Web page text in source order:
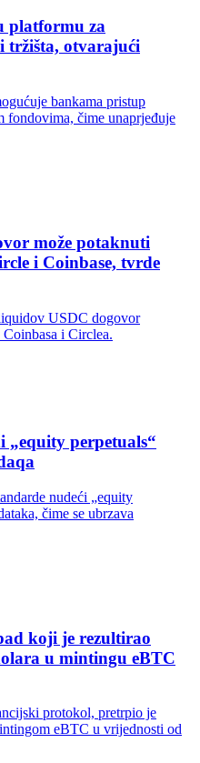
platformu za
tržišta, otvarajući
bankama pristup
fondovima, čime unaprjeđuje
može potaknuti
i Coinbase, tvrde
USDC dogovor
i Circlea.
perpetuals“
nudeći „equity
čime se ubrzava
koji je rezultirao
u mintingu eBTC
protokol, pretrpio je
eBTC u vrijednosti od